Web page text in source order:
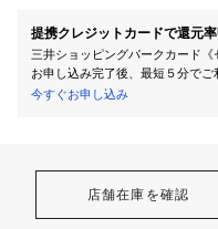
提携クレジットカードで還元
三井ショッピングパークカード《
お申し込み完了後、最短５分でご
今すぐお申し込み
店舗在庫を確認